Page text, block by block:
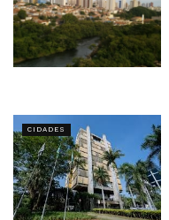
CIDADES